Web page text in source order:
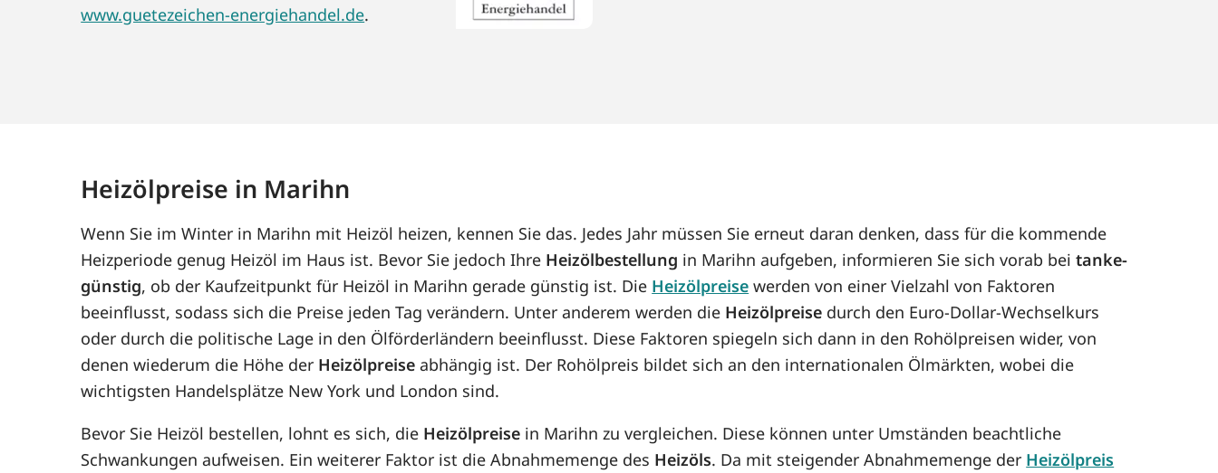
www.guetezeichen-energiehandel.de.
Heizölpreise in Marihn
Wenn Sie im Winter in Marihn mit Heizöl heizen, kennen Sie das. Jedes Jahr müssen Sie erneut daran denken, dass für die kommende
Heizperiode genug Heizöl im Haus ist. Bevor Sie jedoch Ihre Heizölbestellung in Marihn aufgeben, informieren Sie sich vorab beitanke-
günstig, ob der Kaufzeitpunkt für Heizöl in Marihn gerade günstig ist. Die Heizölpreise werden von einer Vielzahl von Faktoren
beeinflusst, sodass sich die Preise jeden Tag verändern. Unter anderem werden die Heizölpreise durch den Euro-Dollar-Wechselkurs
oder durch die politische Lage in den Ölförderländern beeinflusst. Diese Faktoren spiegeln sich dann in den Rohölpreisen wider, von
denen wiederum die Höhe der Heizölpreise abhängig ist. Der Rohölpreis bildet sich an den internationalen Ölmärkten, wobei die
wichtigsten Handelsplätze New York und London sind.
Bevor Sie Heizöl bestellen, lohnt es sich, die Heizölpreise in Marihn zu vergleichen. Diese können unter Umständen beachtliche
Schwankungen aufweisen. Ein weiterer Faktor ist die Abnahmemenge des Heizöls. Da mit steigender Abnahmemenge der Heizölpreis